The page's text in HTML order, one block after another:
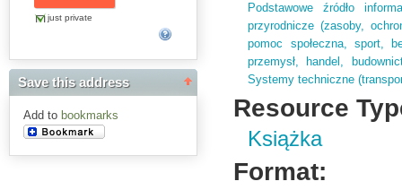
just private
Save this address
Add to bookmarks
Podstawowe źródło
przyrodnicze (zasoby,
pomoc społeczna, sport,
przemysł, handel,
Systemy techniczne (
Resource
Książka
Format: